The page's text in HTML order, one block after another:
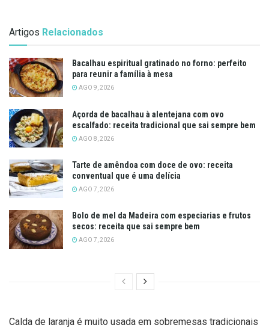
Artigos Relacionados
Bacalhau espiritual gratinado no forno: perfeito
para reunir a família à mesa
AGO 9, 2026
Açorda de bacalhau à alentejana com ovo
escalfado: receita tradicional que sai sempre bem
AGO 8, 2026
Tarte de amêndoa com doce de ovo: receita
conventual que é uma delícia
AGO 7, 2026
Bolo de mel da Madeira com especiarias e frutos
secos: receita que sai sempre bem
AGO 7, 2026
Calda de laranja é muito usada em sobremesas tradicionais